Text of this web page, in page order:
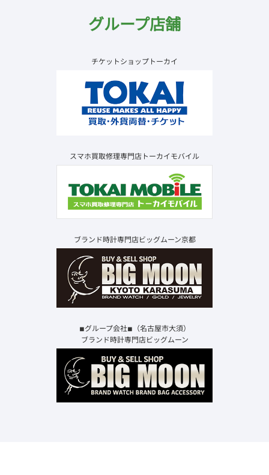
グループ店舗
チケットショップトーカイ
スマホ買取修理専門店トーカイモバイル
ブランド時計専門店ビッグムーン京都
◾︎グループ会社◾︎（名古屋市大須）
ブランド時計専門店ビッグムーン